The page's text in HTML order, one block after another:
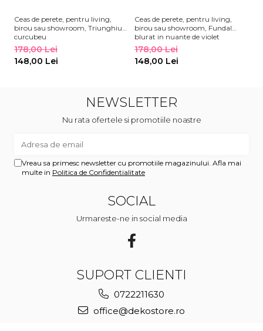
Ceas de perete, pentru living,
birou sau showroom, Triunghiuri
curcubeu
178,00 Lei
148,00 Lei
Ceas de perete, pentru living,
birou sau showroom, Fundal
blurat in nuante de violet
178,00 Lei
148,00 Lei
NEWSLETTER
Nu rata ofertele si promotiile noastre
Vreau sa primesc newsletter cu promotiile magazinului. Afla mai
multe in Politica de Confidentialitate
SOCIAL
Urmareste-ne in social media
SUPORT CLIENTI
0722211630
office@dekostore.ro